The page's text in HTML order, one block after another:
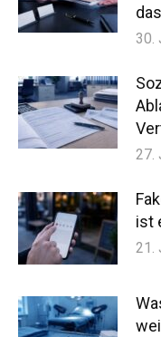
30.
27.
ist
21.